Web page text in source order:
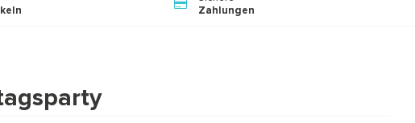
Zahlungen